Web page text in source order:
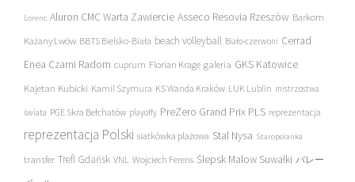
Lorenc Aluron CMC Warta Zawiercie Asseco Resovia Rzeszów Barkom
Każany Lwów BBTS Bielsko-Biała beach volleyball Biało-czerwoni Cerrad
Enea Czarni Radom cuprum Florian Krage galeria GKS Katowice
Kajetan Kubicki Kamil Szymura KS Wanda Kraków LUK Lublin mistrzostwa
świata PGE Skra Bełchatów playoffy PreZero Grand Prix PLS reprezentacja
reprezentacja Polski siatkówka plażowa Stal Nysa Staropolanka
transfer Trefl Gdańsk VNL Wojciech Ferens Ślepsk Malow Suwałki バレー